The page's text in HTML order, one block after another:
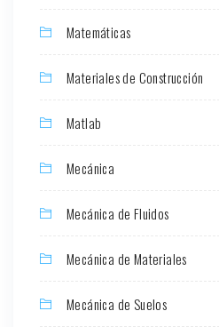
Matemáticas
Materiales de Construcción
Matlab
Mecánica
Mecánica de Fluidos
Mecánica de Materiales
Mecánica de Suelos